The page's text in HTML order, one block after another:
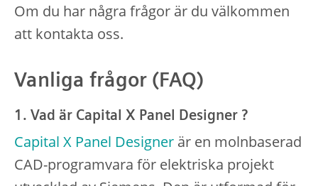
Om du har några frågor är du välkommen
att kontakta oss.
Vanliga frågor (FAQ)
1. Vad är Capital X Panel Designer ?
Capital X Panel Designer är en molnbaserad
CAD-programvara för elektriska projekt